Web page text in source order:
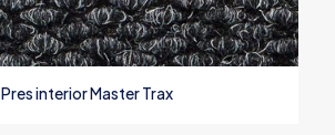
Pres interior Master Trax